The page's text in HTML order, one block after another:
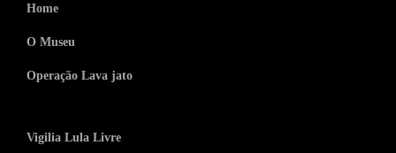
Home
O Museu
Operação Lava jato
Vigilia Lula Livre